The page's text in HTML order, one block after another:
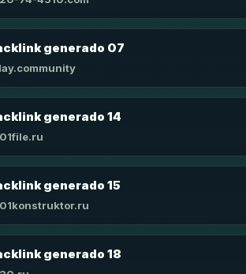
generado 07
generado 14
generado 15
generado 18